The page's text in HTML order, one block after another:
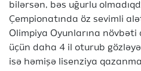
bilərsən, bəs uğurlu
Çempionatında öz sevimli
Olimpiya Oyunlarına
üçün daha 4 il oturub
isə həmişə lisenziya